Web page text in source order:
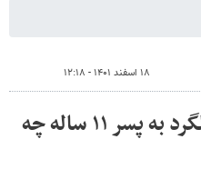
۱۸ اسفند ۱۴۰۱ - ۱۲:۱۸
ماجرای حمله سگ‌های ولگرد به پسر ۱۱ ساله چه